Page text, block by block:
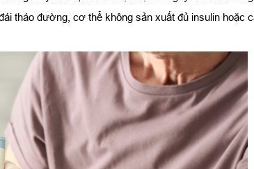
tháo đường, cơ thể không sản xuất đủ insulin hoặc